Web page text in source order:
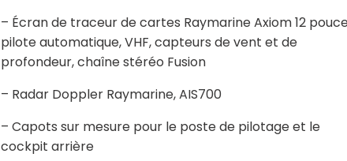
– Écran de traceur de cartes Raymarine Axiom 12
pilote automatique, VHF, capteurs de vent et de
profondeur, chaîne stéréo Fusion
– Radar Doppler Raymarine, AIS700
– Capots sur mesure pour le poste de pilotage et le
cockpit arrière